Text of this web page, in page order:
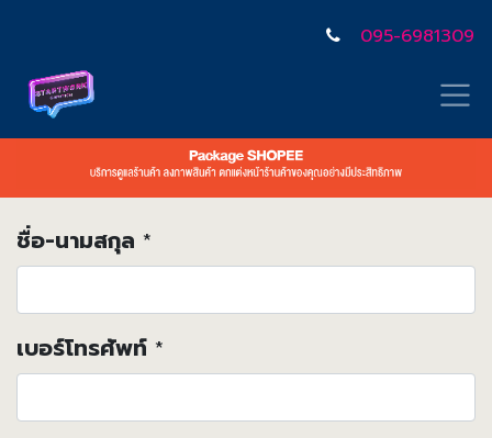
095-6981309
ชื่อ-นามสกุล *
เบอร์โทรศัพท์ *